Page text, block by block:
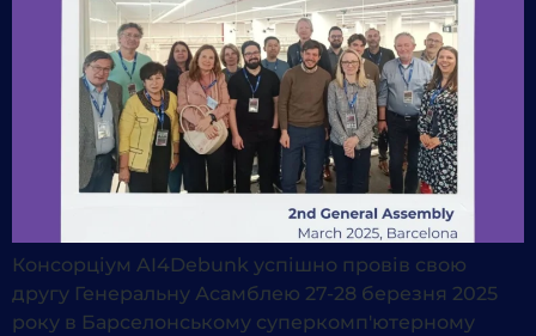
Консорціум AI4Debunk успішно провів свою
другу Генеральну Асамблею 27-28 березня 2025
року в Барселонському суперкомп'ютерному